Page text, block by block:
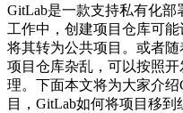
- docker run --rm -v $(pwd):/
2. 启用SAST：
GitLab提供了预定义的
码分析。在`.gitlab-ci.yml`文
GitLab是一款支持私有化
工作中，创建项目仓库可
将其转为公共项目。或者
项目仓库杂乱，可以按照
理。下面本文将为大家介
目，GitLab如何将项目移到